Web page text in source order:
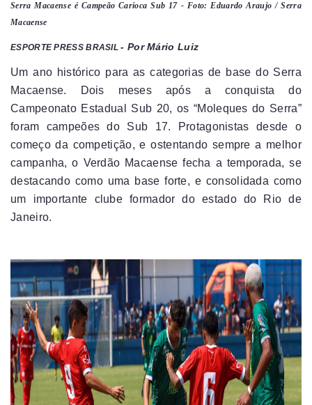
Serra Macaense é Campeão Carioca Sub 17 - Foto: Eduardo Araujo / Serra
Macaense
ESPORTE PRESS BRASIL- Por Mário Luiz
Um ano histórico para as categorias de base do Serra
Macaense. Dois meses após a conquista do
Campeonato Estadual Sub 20, os “Moleques do Serra”
foram campeões do Sub 17. Protagonistas desde o
começo da competição, e ostentando sempre a melhor
campanha, o Verdão Macaense fecha a temporada, se
destacando como uma base forte, e consolidada como
um importante clube formador do estado do Rio de
Janeiro.